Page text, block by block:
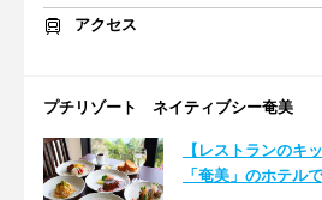
アクセス
プチリゾート ネイティブシー奄美
【レストランのキ
「奄美」のホテル